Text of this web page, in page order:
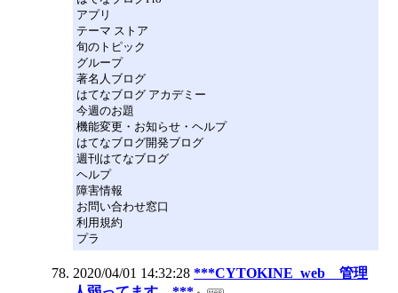
アプリ
テーマ ストア
旬のトピック
グループ
著名人ブログ
はてなブログ アカデミー
今週のお題
機能変更・お知らせ・ヘルプ
はてなブログ開発ブログ
週刊はてなブログ
ヘルプ
障害情報
お問い合わせ窓口
利用規約
プラ
2020/04/01 14:32:28 ***CYTOKINE_web 管理